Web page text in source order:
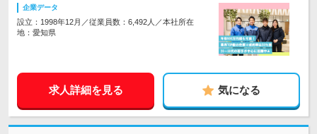
企業データ
設立：1998年12月／従業員数：6,492人／本社所在
地：愛知県
求人詳細を見る 気になる